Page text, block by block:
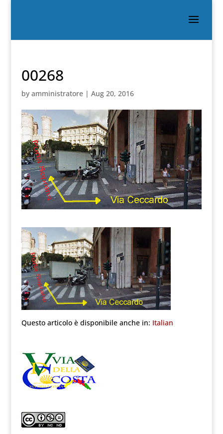
00268
by amministratore| Aug 20, 2016
Questo articolo è disponibile anche in: Italian